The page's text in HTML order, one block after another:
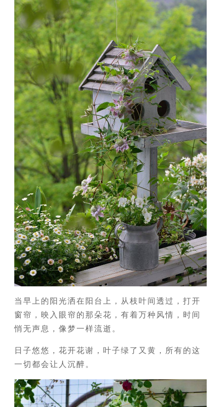
当早上的阳光洒在阳台上，从枝叶间透过，打开
窗帘，映入眼帘的那朵花，有着万种风情，时间
悄无声息，像梦一样流逝。
日子悠悠，花开花谢，叶子绿了又黄，所有的这
一切都会让人沉醉。